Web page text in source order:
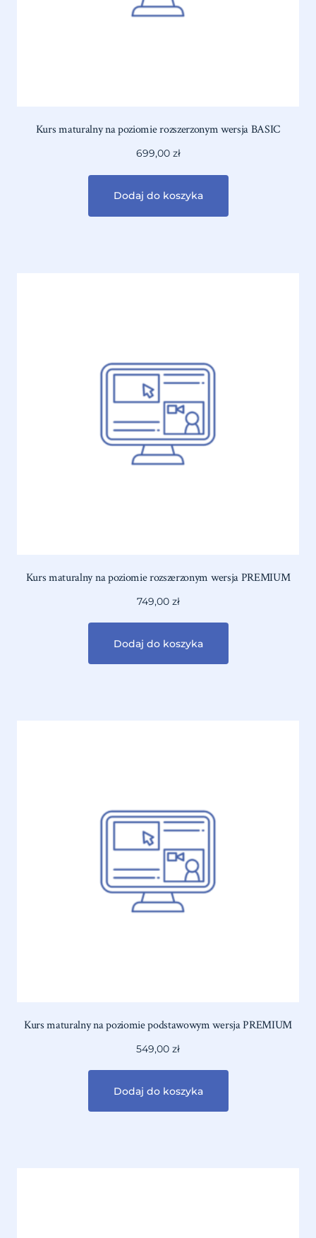
Kurs maturalny na poziomie rozszerzonym wersja BASIC
699,00 zł
Dodaj do koszyka
Kurs maturalny na poziomie rozszerzonym wersja PREMIUM
749,00 zł
Dodaj do koszyka
Kurs maturalny na poziomie podstawowym wersja PREMIUM
549,00 zł
Dodaj do koszyka